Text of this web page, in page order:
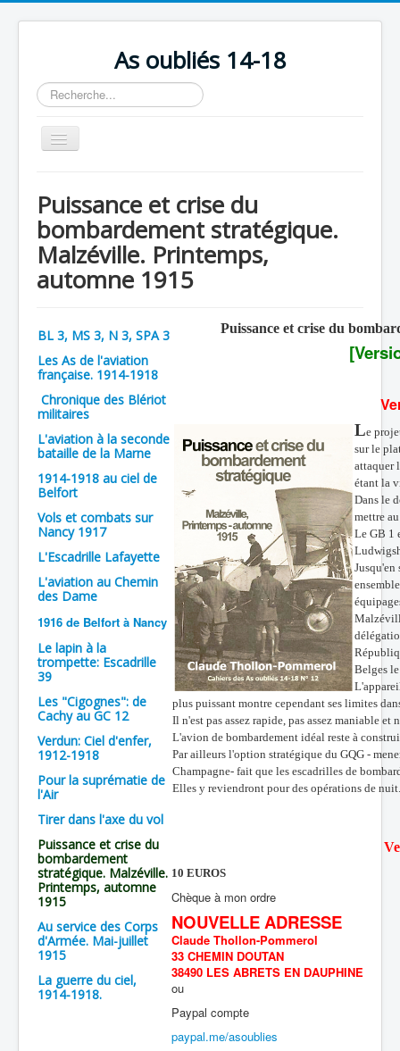
As oubliés 14-18
Rechercher
Basculer
la
Chronologie
Escadrilles
Organisation
Personnels
Formation
Doctrines
Les As
Cahiers des As
Puissance et crise du
bombardement stratégique.
Malzéville. Printemps,
automne 1915
BL 3, MS 3, N 3, SPA 3
Les As de l'aviation
française. 1914-1918
Chronique des Blériot
militaires
L'aviation à la seconde
bataille de la Marne
1914-1918 au ciel de
Belfort
Vols et combats sur
Nancy 1917
L'Escadrille Lafayette
L'aviation au Chemin
des Dame
1916 de Belfort à Nancy
Le lapin à la
trompette: Escadrille
39
Les "Cigognes": de
Cachy au GC 12
Verdun: Ciel d'enfer,
1912-1918
Pour la suprématie de
l'Air
Tirer dans l'axe du vol
Puissance et crise du
bombardement
stratégique. Malzéville.
Printemps, automne
1915
Au service des Corps
d'Armée. Mai-juillet
1915
La guerre du ciel,
1914-1918.
Puissance et crise du
Le
sur le
attaquer
étant la
Dans le
mettre
Le GB 1
Jusqu'en
Belges
plus puissant montre cependant ses limites
Il n'est pas assez rapide, pas assez maniable et
L'avion de bombardement idéal reste à
Par ailleurs l'option stratégique du GQG -
Champagne- fait que les escadrilles de
Elles y reviendront pour des opérations de
10 EUROS
Chèque à mon ordre
NOUVELLE ADRESSE
Claude Thollon-Pommerol
33 CHEMIN DOUTAN
38490 LES ABRETS EN DAUPHINE
ou
Paypal compte
paypal.me/asoublies